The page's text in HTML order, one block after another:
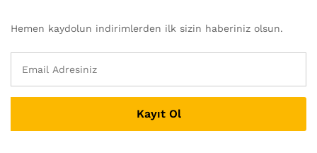
Hemen kaydolun indirimlerden ilk sizin haberiniz olsun.